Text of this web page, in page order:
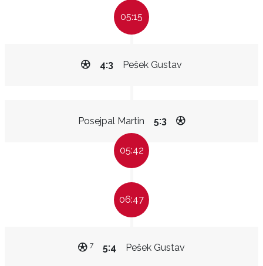
05:15
Pešek Gustav
4:3
Posejpal Martin 5:3
05:42
06:47
Pešek Gustav
5:4
7